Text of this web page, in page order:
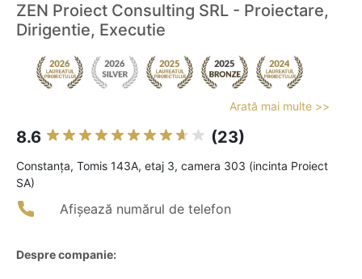
ZEN Proiect Consulting SRL - Proiectare,
Dirigentie, Executie
Arată mai multe >>
8.6 (23)
Constanţa, Tomis 143A, etaj 3, camera 303 (incinta Proiect
SA)
Afișează numărul de telefon
Despre companie: